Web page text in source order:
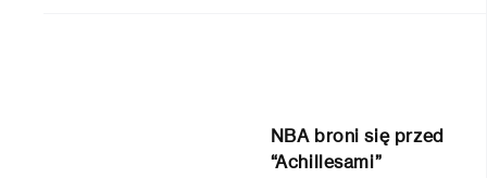
NBA broni się przed
“Achillesami”